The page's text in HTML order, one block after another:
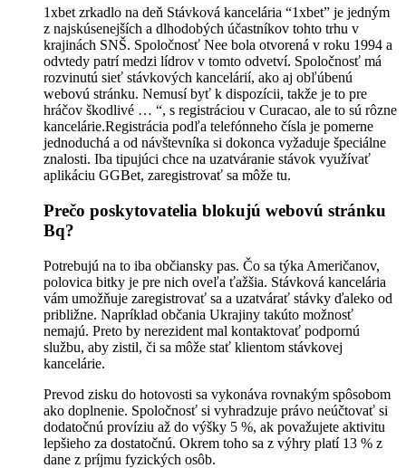
1xbet zrkadlo na deň Stávková kancelária “1xbet” je jedným
z najskúsenejších a dlhodobých účastníkov tohto trhu v
krajinách SNŠ. Spoločnosť Nee bola otvorená v roku 1994 a
odvtedy patrí medzi lídrov v tomto odvetví. Spoločnosť má
rozvinutú sieť stávkových kancelárií, ako aj obľúbenú
webovú stránku. Nemusí byť k dispozícii, takže je to pre
hráčov škodlivé … “, s registráciou v Curacao, ale to sú rôzne
kancelárie.Registrácia podľa telefónneho čísla je pomerne
jednoduchá a od návštevníka si dokonca vyžaduje špeciálne
znalosti. Iba tipujúci chce na uzatváranie stávok využívať
aplikáciu GGBet, zaregistrovať sa môže tu.
Prečo poskytovatelia blokujú webovú stránku
Bq?
Potrebujú na to iba občiansky pas. Čo sa týka Američanov,
polovica bitky je pre nich oveľa ťažšia. Stávková kancelária
vám umožňuje zaregistrovať sa a uzatvárať stávky ďaleko od
približne. Napríklad občania Ukrajiny takúto možnosť
nemajú. Preto by nerezident mal kontaktovať podpornú
službu, aby zistil, či sa môže stať klientom stávkovej
kancelárie.
Prevod zisku do hotovosti sa vykonáva rovnakým spôsobom
ako doplnenie. Spoločnosť si vyhradzuje právo neúčtovať si
dodatočnú províziu až do výšky 5 %, ak považujete aktivitu
lepšieho za dostatočnú. Okrem toho sa z výhry platí 13 % z
dane z príjmu fyzických osôb.